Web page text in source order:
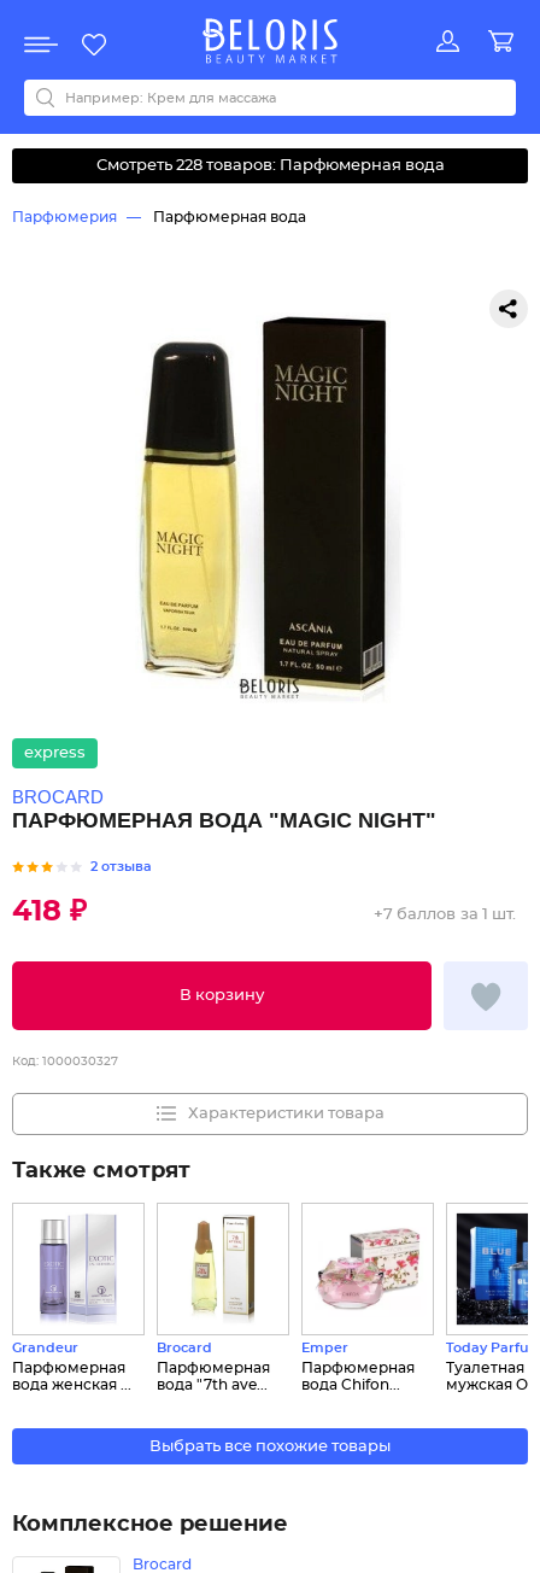
Акции
Все бренды
0-9ABCDEFGHIJKLMNOPQRSTUVWYZАБВДЗИМОКЛНПРСТУФ
Смотреть 228 товаров: Парфюмерная вода
Парфюмерия Парфюмерная вода
express
BROCARD
ПАРФЮМЕРНАЯ ВОДА "MAGIC NIGHT"
2 отзыва
418 ₽
В корзину
+7 баллов за 1 шт.
Код: 1000030327
Характеристики товара
Также смотрят
Grandeur
Парфюмерная
вода женская ...
Brocard
Парфюмерная
вода "7th ave...
Emper
Парфюмерная
вода Chifon...
Today
Туалетная
мужская
Выбрать все похожие товары
Комплексное решение
Brocard